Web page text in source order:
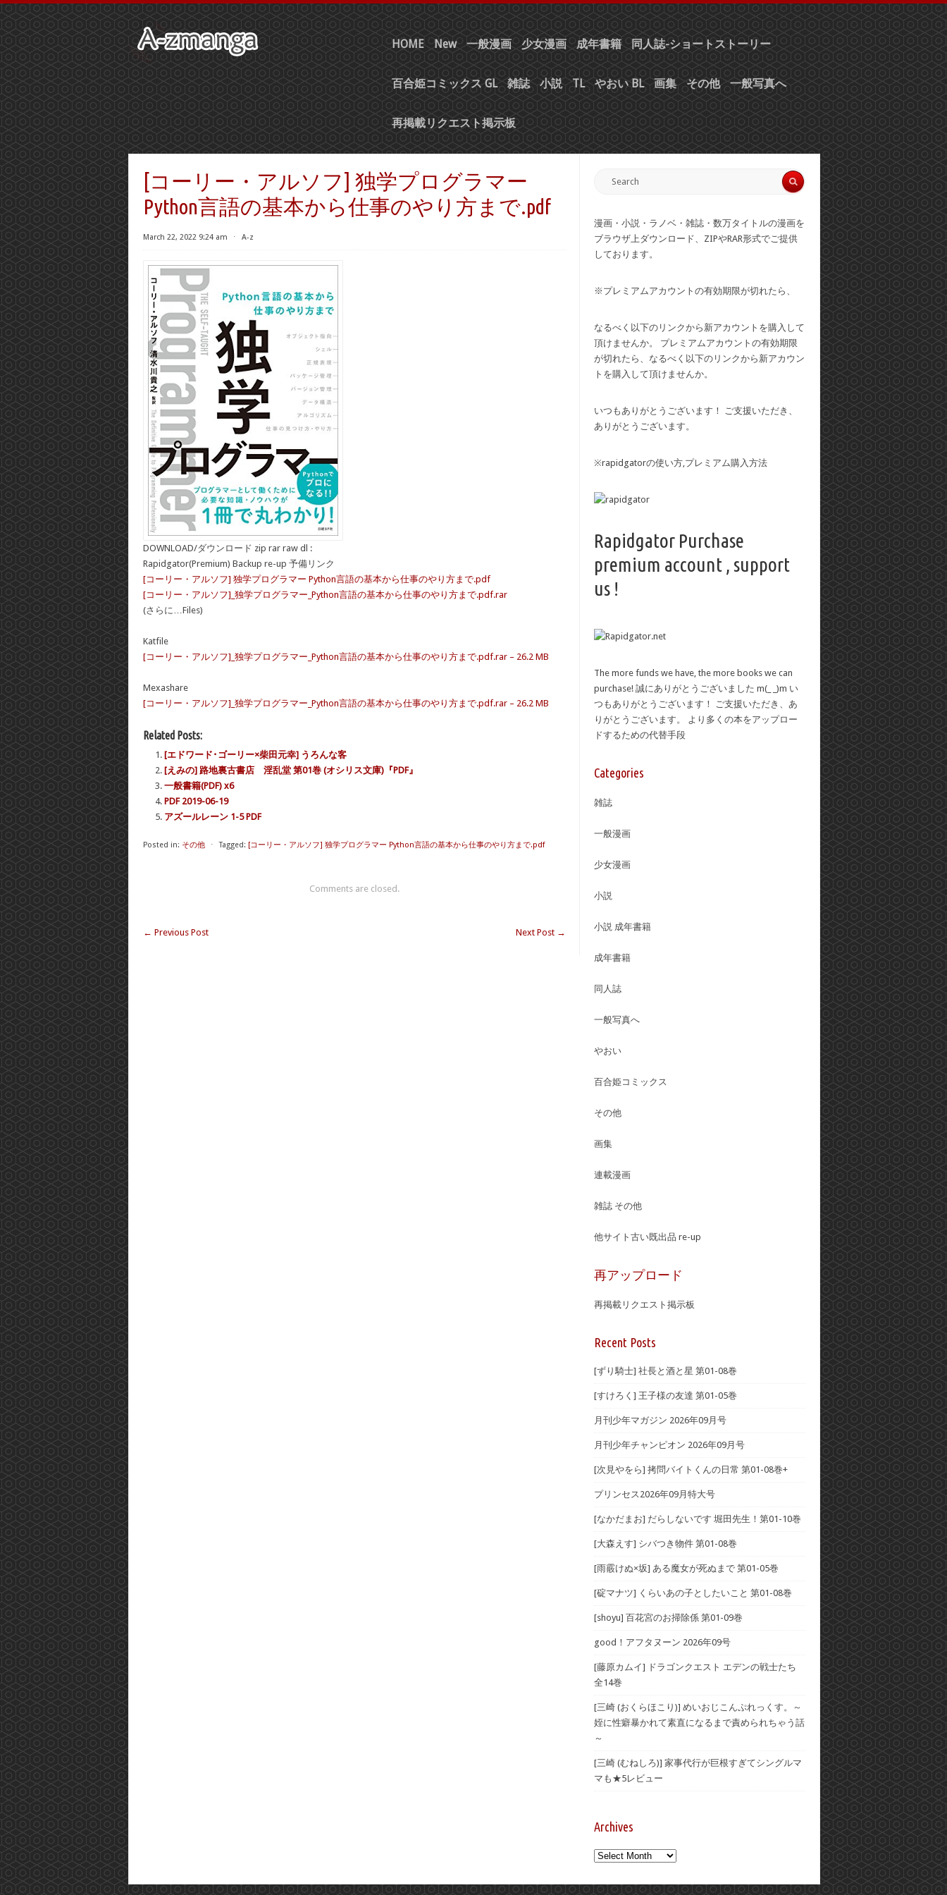
HOME New 一般漫画 少女漫画 成年書籍 同人誌-ショートストーリー
百合姫コミックス GL 雑誌 小説 TL やおい BL 画集 その他 一般写真へ
再掲載リクエスト掲示板
[コーリー・アルソフ] 独学プログラマー
Python言語の基本から仕事のやり方まで.pdf
March 22, 2022 9:24 am ⋅ A-z
DOWNLOAD/ダウンロード zip rar raw dl :
Rapidgator(Premium) Backup re-up 予備リンク
[コーリー・アルソフ] 独学プログラマー Python言語の基本から仕事のやり方まで.pdf
[コーリー・アルソフ]_独学プログラマー_Python言語の基本から仕事のやり方まで.pdf.rar
(さらに…Files)
Katfile
[コーリー・アルソフ]_独学プログラマー_Python言語の基本から仕事のやり方まで.pdf.rar – 26.2 MB
Mexashare
[コーリー・アルソフ]_独学プログラマー_Python言語の基本から仕事のやり方まで.pdf.rar – 26.2 MB
Related Posts:
[エドワード･ゴーリー×柴田元幸] うろんな客
[えみの] 路地裏古書店 淫乱堂 第01巻 (オシリス文庫)『PDF』
一般書籍(PDF) x6
PDF 2019-06-19
アズールレーン 1-5 PDF
Posted in: その他 ⋅ Tagged: [コーリー・アルソフ] 独学プログラマー Python言語の基本から仕事のやり方まで.pdf
Comments are closed.
← Previous Post Next Post →
漫画・小説・ラノベ・雑誌・数万タイトルの漫画を
ブラウザ上ダウンロード、ZIPやRAR形式でご提供
しております。
※プレミアムアカウントの有効期限が切れたら、
なるべく以下のリンクから新アカウントを購入して
頂けませんか。 プレミアムアカウントの有効期限
が切れたら、なるべく以下のリンクから新アカウン
トを購入して頂けませんか。
いつもありがとうございます！ ご支援いただき、
ありがとうございます。
※rapidgatorの使い方,プレミアム購入方法
Rapidgator Purchase
premium account , support
us !
The more funds we have, the more books we can
purchase! 誠にありがとうございました m(_ _)m い
つもありがとうございます！ ご支援いただき、あ
りがとうございます。 より多くの本をアップロー
ドするための代替手段
Categories
雑誌
一般漫画
少女漫画
小説
小説 成年書籍
成年書籍
同人誌
一般写真へ
やおい
百合姫コミックス
その他
画集
連載漫画
雑誌 その他
他サイト古い既出品 re-up
再アップロード
再掲載リクエスト掲示板
Recent Posts
[ずり騎士] 社長と酒と星 第01-08巻
[すけろく] 王子様の友達 第01-05巻
月刊少年マガジン 2026年09月号
月刊少年チャンピオン 2026年09月号
[次見やをら] 拷問バイトくんの日常 第01-08巻+
プリンセス2026年09月特大号
[なかだまお] だらしないです 堀田先生！第01-10巻
[大森えす] シバつき物件 第01-08巻
[雨霰けぬ×坂] ある魔女が死ぬまで 第01-05巻
[碇マナツ] くらいあの子としたいこと 第01-08巻
[shoyu] 百花宮のお掃除係 第01-09巻
good！アフタヌーン 2026年09号
[藤原カムイ] ドラゴンクエスト エデンの戦士たち
全14巻
[三崎 (おくらほこり)] めいおじこんぷれっくす。～
姪に性癖暴かれて素直になるまで責められちゃう話
～
[三崎 (むねしろ)] 家事代行が巨根すぎてシングルマ
マも★5レビュー
Archives
Archives